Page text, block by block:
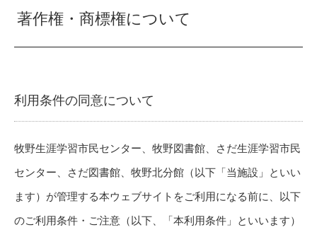
著作権・商標権について
利用条件の同意について
牧野生涯学習市民センター、牧野図書館、さだ生涯学習市民
センター、さだ図書館、牧野北分館（以下「当施設」といい
ます）が管理する本ウェブサイトをご利用になる前に、以下
のご利用条件・ご注意（以下、「本利用条件」といいます）